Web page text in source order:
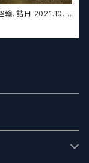
空輸、詰日 2021.10.2
ティブ エルスウェア
Elsewhere